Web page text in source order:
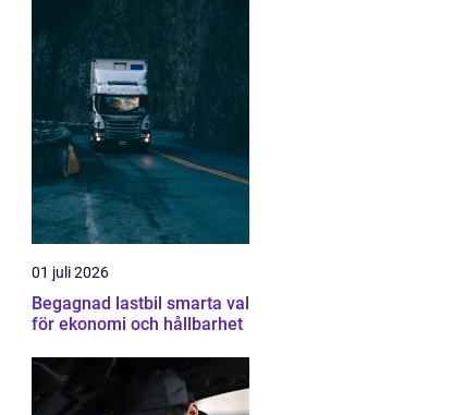
01 juli 2026
Begagnad lastbil smarta val
för ekonomi och hållbarhet